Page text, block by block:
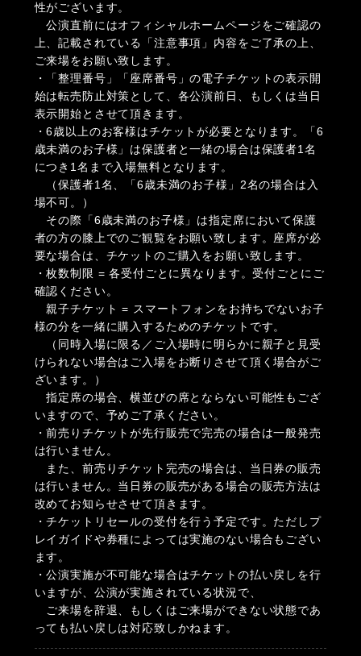
性がございます。
公演直前にはオフィシャルホームページをご確認の
上、記載されている「注意事項」内容をご了承の上、
ご来場をお願い致します。
・「整理番号」「座席番号」の電子チケットの表示開
始は転売防止対策として、各公演前日、もしくは当日
表示開始とさせて頂きます。
・6歳以上のお客様はチケットが必要となります。「6
歳未満のお子様」は保護者と一緒の場合は保護者1名
につき1名まで入場無料となります。
（保護者1名、「6歳未満のお子様」2名の場合は入
場不可。）
その際「6歳未満のお子様」は指定席において保護
者の方の膝上でのご観覧をお願い致します。座席が必
要な場合は、チケットのご購入をお願い致します。
・枚数制限 = 各受付ごとに異なります。受付ごとにご
確認ください。
親子チケット = スマートフォンをお持ちでないお子
様の分を一緒に購入するためのチケットです。
（同時入場に限る／ご入場時に明らかに親子と見受
けられない場合はご入場をお断りさせて頂く場合がご
ざいます。）
指定席の場合、横並びの席とならない可能性もござ
いますので、予めご了承ください。
・前売りチケットが先行販売で完売の場合は一般発売
は行いません。
また、前売りチケット完売の場合は、当日券の販売
は行いません。当日券の販売がある場合の販売方法は
改めてお知らせさせて頂きます。
・チケットリセールの受付を行う予定です。ただしプ
レイガイドや券種によっては実施のない場合もござい
ます。
・公演実施が不可能な場合はチケットの払い戻しを行
いますが、公演が実施されている状況で、
ご来場を辞退、もしくはご来場ができない状態であ
っても払い戻しは対応致しかねます。